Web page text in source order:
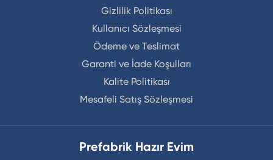
Gizlilik Politikası
Kullanıcı Sözleşmesi
Ödeme ve Teslimat
Garanti ve İade Koşulları
Kalite Politikası
Mesafeli Satış Sözleşmesi
Prefabrik Hazır Evim